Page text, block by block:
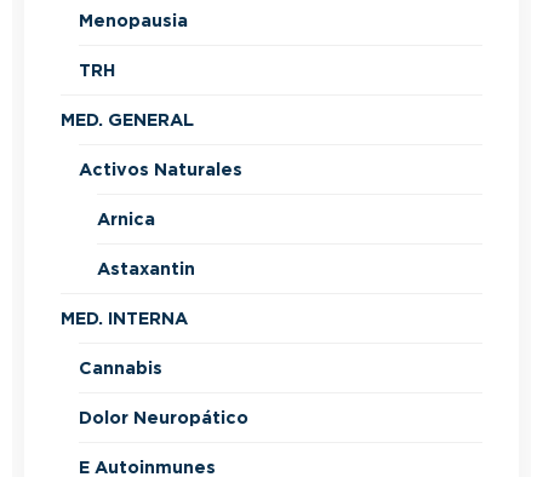
Menopausia
TRH
MED. GENERAL
Activos Naturales
Arnica
Astaxantin
MED. INTERNA
Cannabis
Dolor Neuropático
E Autoinmunes